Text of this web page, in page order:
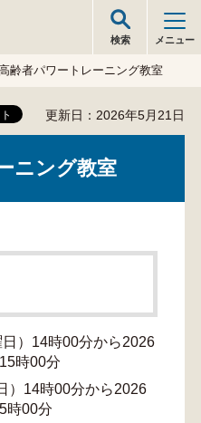
検索 メニュー
齢者パワートレーニング教室
更新日：2026年5月21日
ニング教室
）14時00分から2026
時00分
）14時00分から2026
時00分